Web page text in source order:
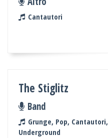
Cantautori
The Stiglitz
Band
Grunge, Pop, Cantautori,
Underground